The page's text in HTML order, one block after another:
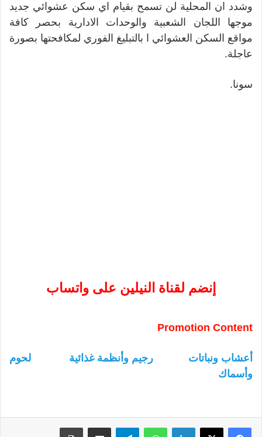
وشدد ان المحلية لن تسمح بقيام اي سكن عشوائي جديد
موجها اللجان الشعبية والوحدات الادارية بحصر كافة
مواقع السكن العشوائي ا بالتبليغ الفوري لمكافحتها بصورة
عاجلة.
سونا.
إنضم لقناة النيلين على واتساب
Promotion Content
أعشاب ونباتات رجيم وأنظمة غذائية
لحوم
وأسماك
لينكدإن واتساب